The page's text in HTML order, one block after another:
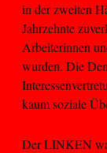
in der zweiten
Jahrzehnte
Arbeiterinnen
wurden. Die
kaum soziale
Der LINKEN